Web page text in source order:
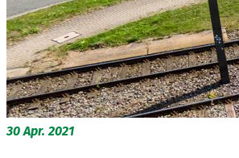
30Apr. 2021